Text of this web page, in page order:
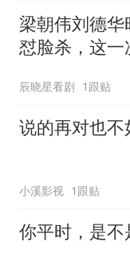
梁朝伟刘德
怼脸杀，这一
辰晓星看剧 1跟贴
说的再对也不
小溪影视 1跟贴
你平时，是不